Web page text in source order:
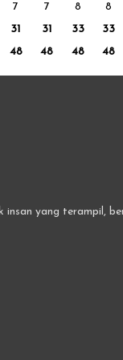
7 7 8
8
31 31 33
33
48 48 48 48
yang terampil,